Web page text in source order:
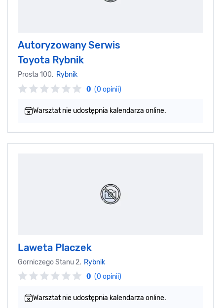
Autoryzowany Serwis
Toyota Rybnik
Prosta 100, Rybnik
0 (0 opinii)
Warsztat nie udostępnia kalendarza online.
Laweta Placzek
Gorniczego Stanu 2, Rybnik
0 (0 opinii)
Warsztat nie udostępnia kalendarza online.